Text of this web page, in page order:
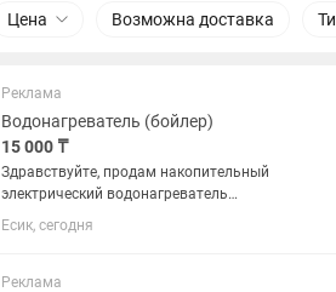
Цена Возможна доставка
Реклама
Водонагреватель (бойлер)
15 000 ₸
Здравствуйте, продам накопительный
электрический водонагреватель
Thermex серии Champion (модель H 15-
O) объемом 15
покупкой новой,больше объемом Цена
Есик, сегодня
Реклама